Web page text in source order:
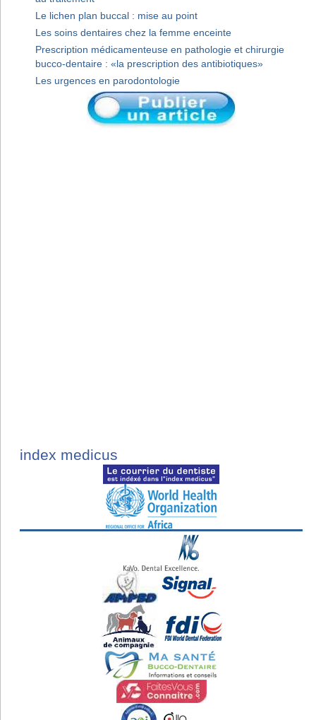
Le lichen plan buccal : mise au point
Les soins dentaires chez la femme enceinte
Prescription médicamenteuse en pathologie et chirurgie
bucco-dentaire : «la prescription des antibiotiques»
Les urgences en parodontologie
index medicus